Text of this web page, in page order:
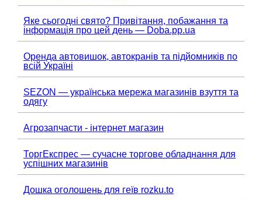
Яке сьогодні свято? Привітання, побажання та
інформація про цей день — Doba.pp.ua
Оренда автовишок, автокранів та підйомників по
всій Україні
SEZON — українська мережа магазинів взуття та
одягу
Агрозапчасти - інтернет магазин
ТоргЕкспрес — сучасне торгове обладнання для
успішних магазинів
Дошка оголошень для геїв rozku.to